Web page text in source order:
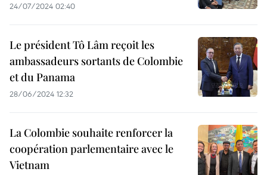
24/07/2024 02:40
Le président Tô Lâm reçoit les
ambassadeurs sortants de Colombie
et du Panama
28/06/2024 12:32
La Colombie souhaite renforcer la
coopération parlementaire avec le
Vietnam